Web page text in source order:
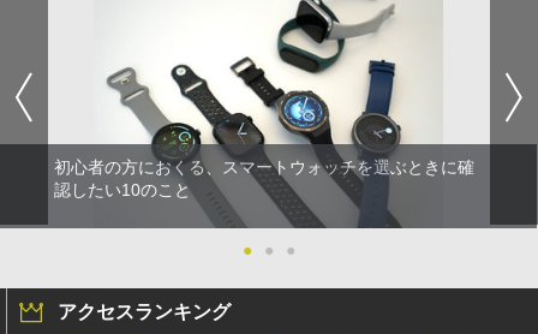
初心者の方におくる、スマートウォッチを選ぶときに確
認したい10のこと
● ● ●
アクセスランキング